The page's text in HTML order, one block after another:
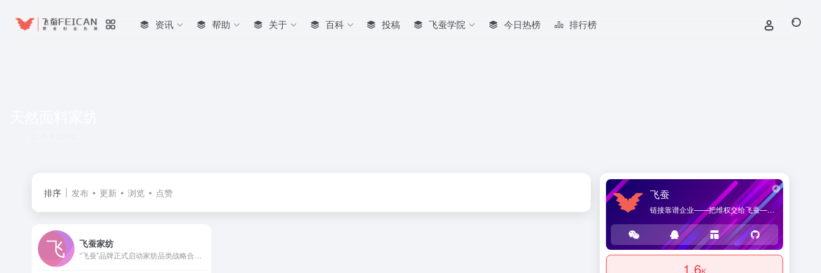
资讯 帮助 关于 百科 投稿 飞蚕学院 今日热榜 排行榜
排序 发布 更新 浏览 点赞
飞蚕家纺
飞蚕
链接靠谱企业——把维权交给飞蚕——海桑贸易官方网站，提供优质企业导航和商品导购服务。
1.6K